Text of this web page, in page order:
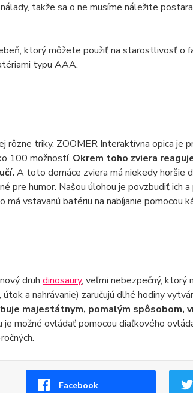
takže sa o ne musíme náležite
ktorý môžete použiť na starostlivosť o
typu AAA.
rôzne triky. ZOOMER Interaktívna opica je
100 možností. Okrem toho zviera
A toto domáce zviera má niekedy horšie
pre humor. Našou úlohou je povzbudiť ich
vstavanú batériu na nabíjanie pomocou
druh dinosaury, veľmi nebezpečný, ktorý
a nahrávanie) zaručujú dlhé hodiny
majestátnym, pomalým spôsobom,
je možné ovládať pomocou diaľkového
Facebook